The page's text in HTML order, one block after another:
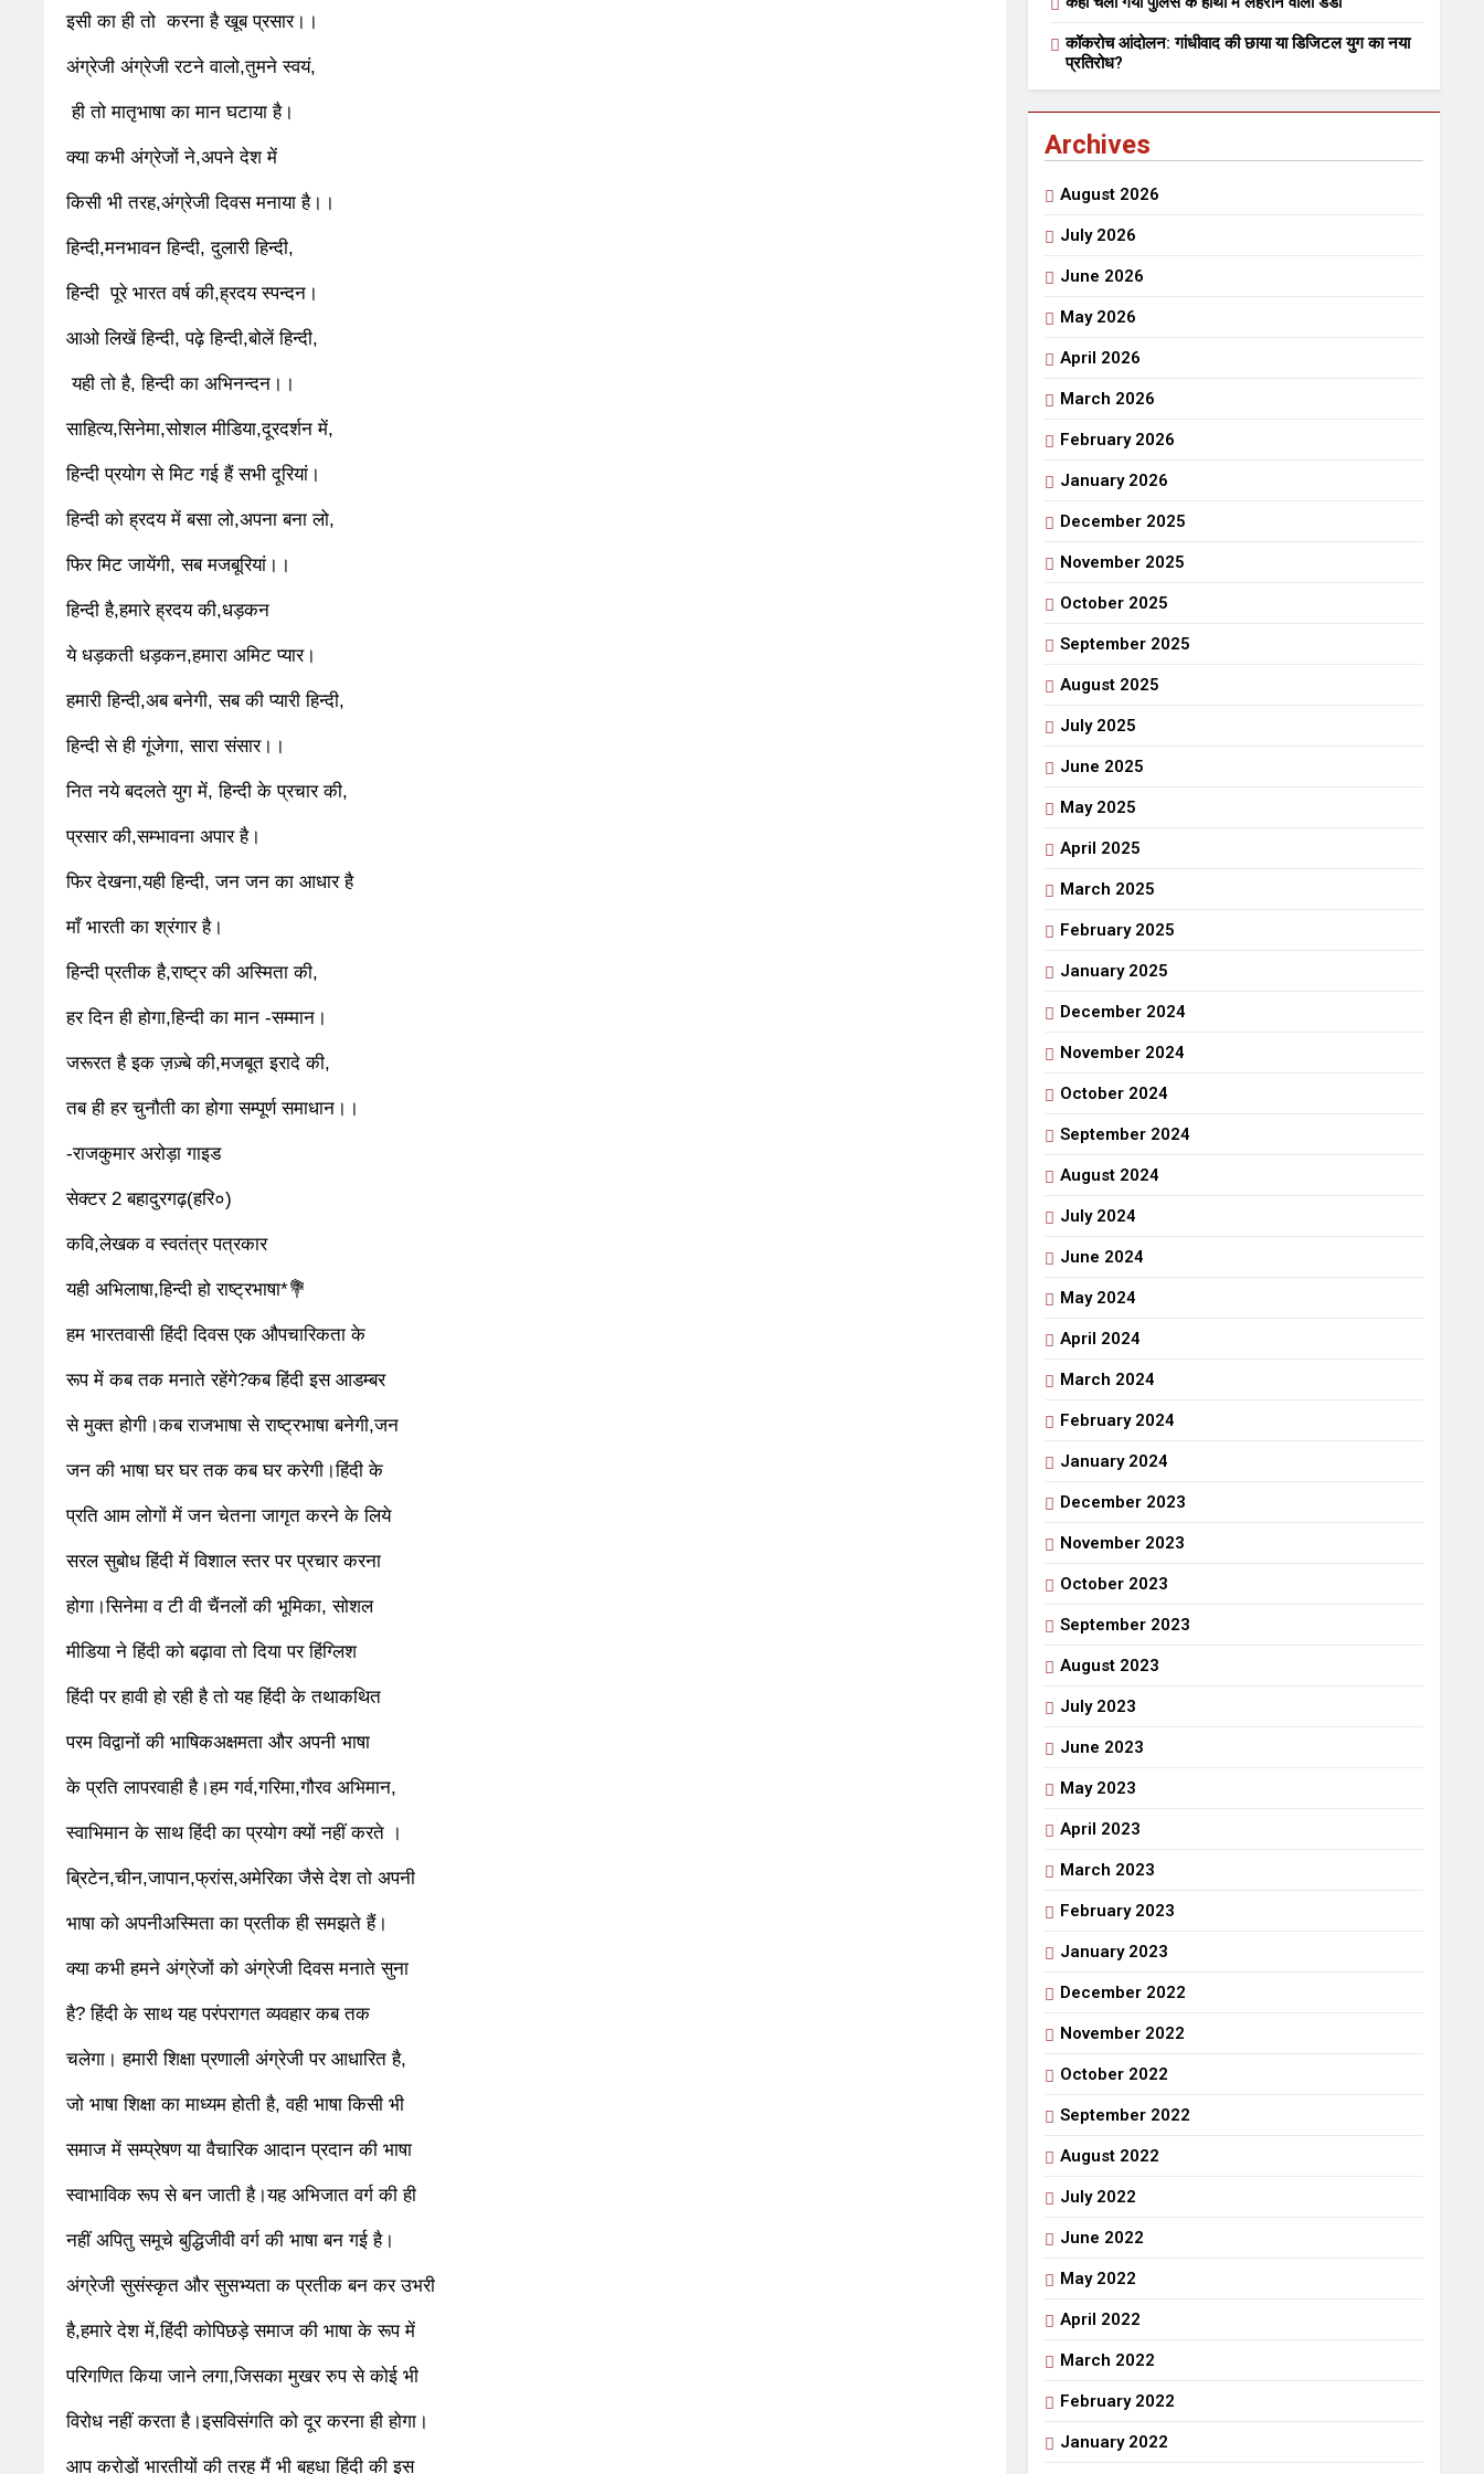
भारत रत्न जननायक कर्पूरी ठाकुर
3 Years Ago3 Years Ago
विश्व पुस्तक मेले (10-18 फरवरी) में अनुराधा प्रकाशन के स्टाल पर अपनी पुस्तक को प्रदर्शित/विमोचन हेतु संपर्क करें
श्री हनुमानजी का जन्म महोत्सव का भव्य आयोजन
3 Days Ago 3 Days Ago
कहां चला गया पुलिस के हाथों में लहराने वाला डंडा
संस्मरण : गर्मी की छुट्टियां और बचपन
इसी का ही तो करना है खूब प्रसार।।
अंग्रेजी अंग्रेजी रटने वालो,तुमने स्वयं,
ही तो मातृभाषा का मान घटाया है।
क्या कभी अंग्रेजों ने,अपने देश में
किसी भी तरह,अंग्रेजी दिवस मनाया है।।
हिन्दी,मनभावन हिन्दी, दुलारी हिन्दी,
हिन्दी पूरे भारत वर्ष की,ह्रदय स्पन्दन।
आओ लिखें हिन्दी, पढ़े हिन्दी,बोलें हिन्दी,
यही तो है, हिन्दी का अभिनन्दन।।
साहित्य,सिनेमा,सोशल मीडिया,दूरदर्शन में,
हिन्दी प्रयोग से मिट गई हैं सभी दूरियां।
हिन्दी को ह्रदय में बसा लो,अपना बना लो,
फिर मिट जायेंगी, सब मजबूरियां।।
हिन्दी है,हमारे ह्रदय की,धड़कन
ये धड़कती धड़कन,हमारा अमिट प्यार।
हमारी हिन्दी,अब बनेगी, सब की प्यारी हिन्दी,
हिन्दी से ही गूंजेगा, सारा संसार।।
नित नये बदलते युग में, हिन्दी के प्रचार की,
प्रसार की,सम्भावना अपार है।
फिर देखना,यही हिन्दी, जन जन का आधार है
माँ भारती का श्रंगार है।
हिन्दी प्रतीक है,राष्ट्र की अस्मिता की,
हर दिन ही होगा,हिन्दी का मान -सम्मान।
जरूरत है इक ज़ज़्बे की,मजबूत इरादे की,
तब ही हर चुनौती का होगा सम्पूर्ण समाधान।।
-राजकुमार अरोड़ा गाइड
सेक्टर 2 बहादुरगढ़(हरि०)
कवि,लेखक व स्वतंत्र पत्रकार
यही अभिलाषा,हिन्दी हो राष्ट्रभाषा*💐
हम भारतवासी हिंदी दिवस एक औपचारिकता के
रूप में कब तक मनाते रहेंगे?कब हिंदी इस आडम्बर
से मुक्त होगी।कब राजभाषा से राष्ट्रभाषा बनेगी,जन
जन की भाषा घर घर तक कब घर करेगी।हिंदी के
प्रति आम लोगों में जन चेतना जागृत करने के लिये
सरल सुबोध हिंदी में विशाल स्तर पर प्रचार करना
होगा।सिनेमा व टी वी चैंनलों की भूमिका, सोशल
मीडिया ने हिंदी को बढ़ावा तो दिया पर हिंग्लिश
हिंदी पर हावी हो रही है तो यह हिंदी के तथाकथित
परम विद्वानों की भाषिकअक्षमता और अपनी भाषा
के प्रति लापरवाही है।हम गर्व,गरिमा,गौरव अभिमान,
स्वाभिमान के साथ हिंदी का प्रयोग क्यों नहीं करते ।
ब्रिटेन,चीन,जापान,फ्रांस,अमेरिका जैसे देश तो अपनी
भाषा को अपनीअस्मिता का प्रतीक ही समझते हैं।
क्या कभी हमने अंग्रेजों को अंग्रेजी दिवस मनाते सुना
है? हिंदी के साथ यह परंपरागत व्यवहार कब तक
चलेगा। हमारी शिक्षा प्रणाली अंग्रेजी पर आधारित है,
जो भाषा शिक्षा का माध्यम होती है, वही भाषा किसी भी
समाज में सम्प्रेषण या वैचारिक आदान प्रदान की भाषा
स्वाभाविक रूप से बन जाती है।यह अभिजात वर्ग की ही
नहीं अपितु समूचे बुद्धिजीवी वर्ग की भाषा बन गई है।
अंग्रेजी सुसंस्कृत और सुसभ्यता क प्रतीक बन कर उभरी
है,हमारे देश में,हिंदी कोपिछड़े समाज की भाषा के रूप में
परिगणित किया जाने लगा,जिसका मुखर रुप से कोई भी
विरोध नहीं करता है।इसविसंगति को दूर करना ही होगा।
आप करोड़ों भारतीयों की तरह मैं भी बहुधा हिंदी की इस
कॉकरोच आंदोलन: गांधीवाद की छाया या डिजिटल युग का नया
प्रतिरोध?
Archives
August 2026
July 2026
June 2026
May 2026
April 2026
March 2026
February 2026
January 2026
December 2025
November 2025
October 2025
September 2025
August 2025
July 2025
June 2025
May 2025
April 2025
March 2025
February 2025
January 2025
December 2024
November 2024
October 2024
September 2024
August 2024
July 2024
June 2024
May 2024
April 2024
March 2024
February 2024
January 2024
December 2023
November 2023
October 2023
September 2023
August 2023
July 2023
June 2023
May 2023
April 2023
March 2023
February 2023
January 2023
December 2022
November 2022
October 2022
September 2022
August 2022
July 2022
June 2022
May 2022
April 2022
March 2022
February 2022
January 2022